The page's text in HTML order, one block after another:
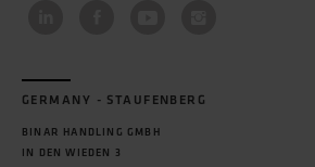
GERMANY - STAUFENBERG
BINAR HANDLING GMBH
IN DEN WIEDEN 3